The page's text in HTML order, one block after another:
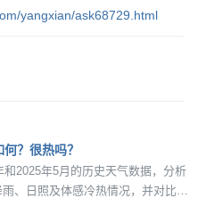
yangxian/ask68729.html
？很热吗？
和2025年5月的历史天气数据，分析
、日照及体感冷热情况，并对比两